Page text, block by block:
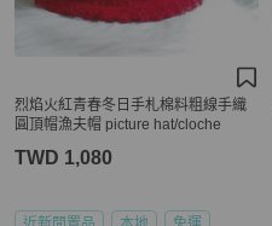
烈焰火紅青春冬日手札棉料粗線手織
圓頂帽漁夫帽 picture hat/cloche
TWD 1,080